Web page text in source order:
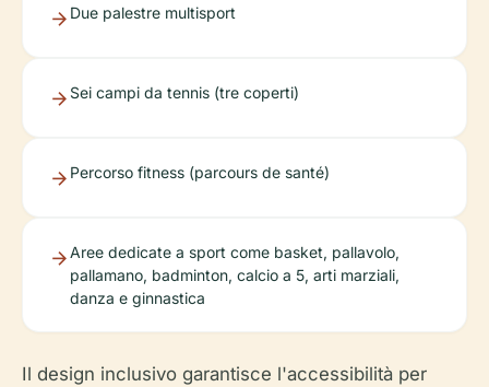
Due palestre multisport
Sei campi da tennis (tre coperti)
Percorso fitness (parcours de santé)
Aree dedicate a sport come basket, pallavolo,
pallamano, badminton, calcio a 5, arti marziali,
danza e ginnastica
Il design inclusivo garantisce l'accessibilità per